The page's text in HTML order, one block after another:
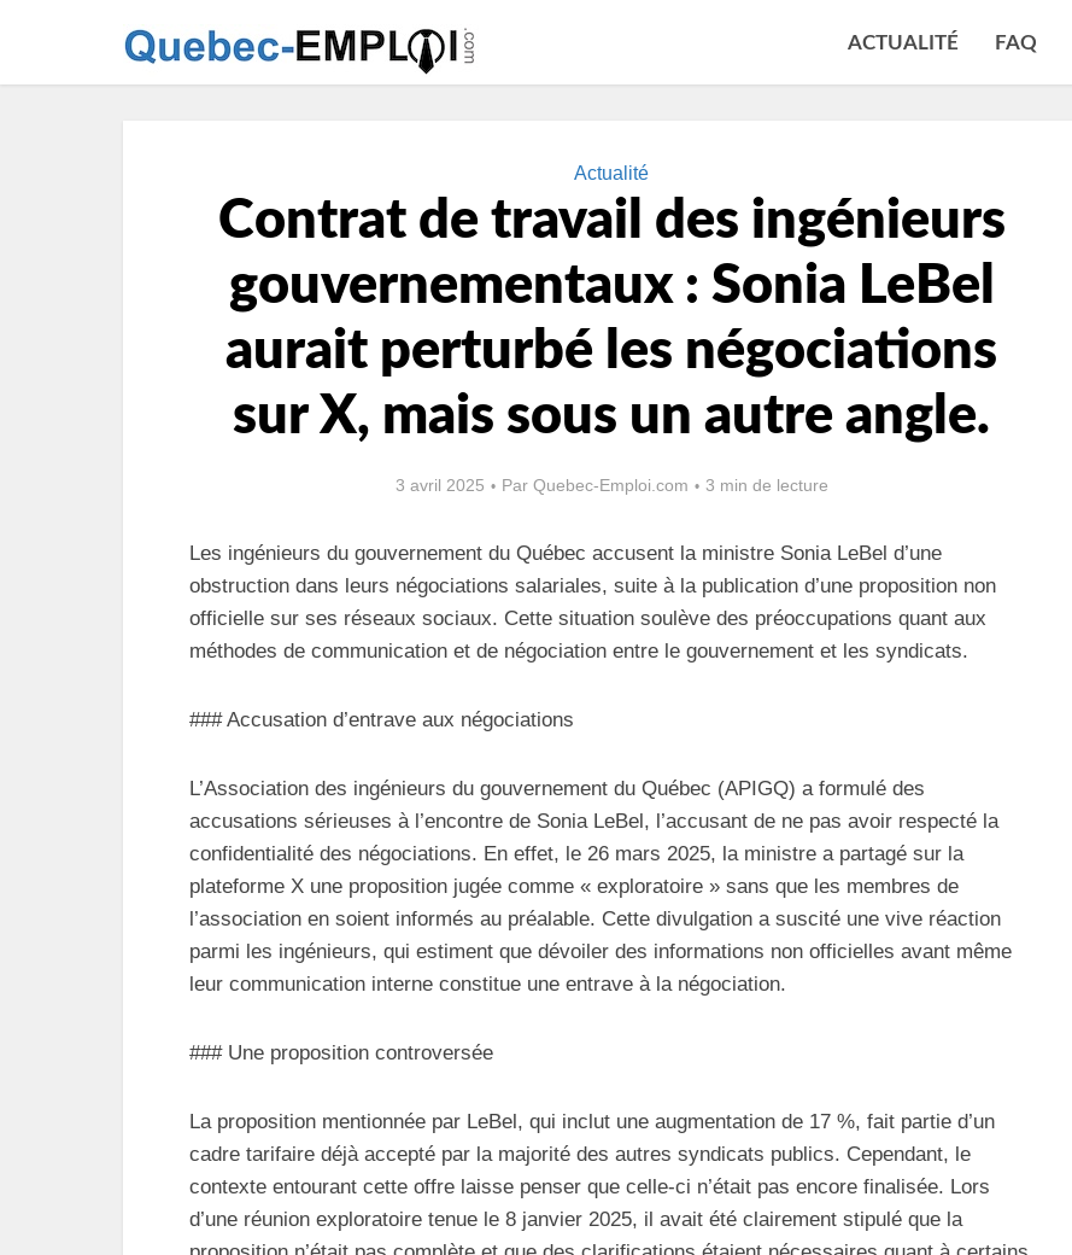
ACTUALITÉ FAQ
Actualité
Contrat de travail des ingénieurs
gouvernementaux : Sonia LeBel
aurait perturbé les négociations
sur X, mais sous un autre angle.
3 avril 2025 Par Quebec-Emploi.com 3 min de lecture
Les ingénieurs du gouvernement du Québec accusent la ministre Sonia LeBel d’une
obstruction dans leurs négociations salariales, suite à la publication d’une proposition non
officielle sur ses réseaux sociaux. Cette situation soulève des préoccupations quant aux
méthodes de communication et de négociation entre le gouvernement et les syndicats.
### Accusation d’entrave aux négociations
L’Association des ingénieurs du gouvernement du Québec (APIGQ) a formulé des
accusations sérieuses à l’encontre de Sonia LeBel, l’accusant de ne pas avoir respecté la
confidentialité des négociations. En effet, le 26 mars 2025, la ministre a partagé sur la
plateforme X une proposition jugée comme « exploratoire » sans que les membres de
l’association en soient informés au préalable. Cette divulgation a suscité une vive réaction
parmi les ingénieurs, qui estiment que dévoiler des informations non officielles avant même
leur communication interne constitue une entrave à la négociation.
### Une proposition controversée
La proposition mentionnée par LeBel, qui inclut une augmentation de 17 %, fait partie d’un
cadre tarifaire déjà accepté par la majorité des autres syndicats publics. Cependant, le
contexte entourant cette offre laisse penser que celle-ci n’était pas encore finalisée. Lors
d’une réunion exploratoire tenue le 8 janvier 2025, il avait été clairement stipulé que la